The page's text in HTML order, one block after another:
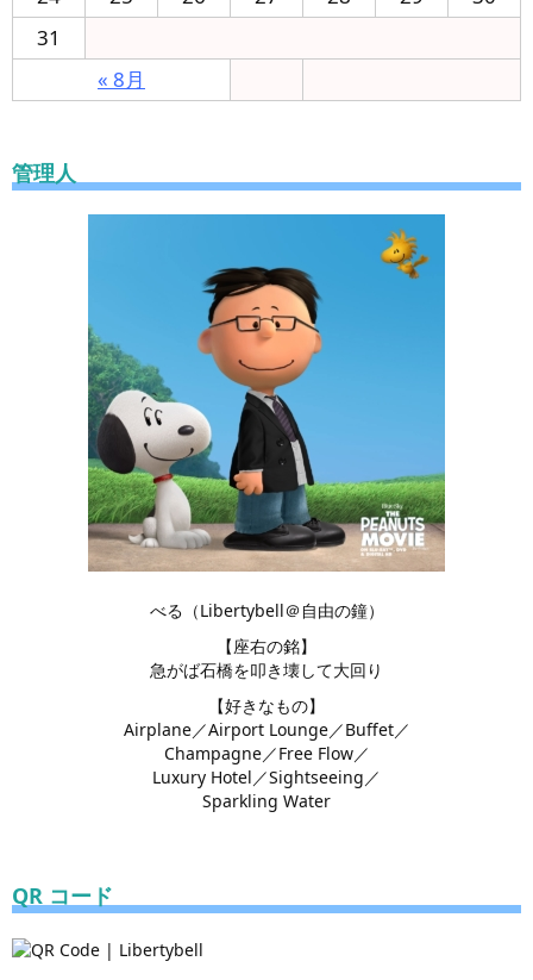
« 8月
31
管理人
べる（Libertybell＠自由の鐘）
【座右の銘】
急がば石橋を叩き壊して大回り
【好きなもの】
Airplane／Airport Lounge／Buffet／
Champagne／Free Flow／
Luxury Hotel／Sightseeing／
Sparkling Water
QR コード